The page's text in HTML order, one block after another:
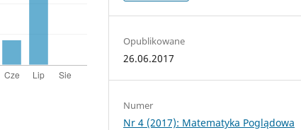
Opublikowane
26.06.2017
Numer
Nr 4 (2017): Matematyka Poglądowa